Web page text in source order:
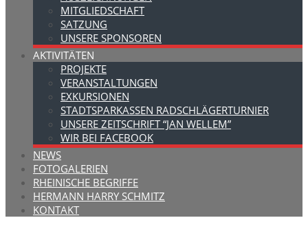
MITGLIEDSCHAFT
SATZUNG
UNSERE SPONSOREN
AKTIVITÄTEN
PROJEKTE
VERANSTALTUNGEN
EXKURSIONEN
STADTSPARKASSEN RADSCHLÄGERTURNIER
UNSERE ZEITSCHRIFT “JAN WELLEM”
WIR BEI FACEBOOK
NEWS
FOTOGALERIEN
RHEINISCHE BEGRIFFE
HERMANN HARRY SCHMITZ
KONTAKT